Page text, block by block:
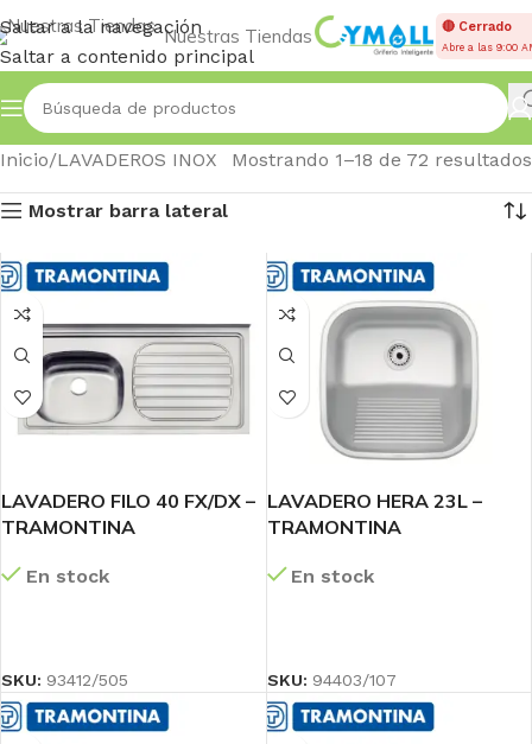
Saltar a la navegación
Saltar a contenido principal
Nuestras Tiendas 🔴 Cerrado
Abre a las 9:00
Inicio LAVADEROS INOX Mostrando 1–18 de 72 resultados
Mostrar barra lateral
LAVADERO FILO 40 FX/DX –
TRAMONTINA
En stock
SKU: 93412/505
LAVADERO HERA 23L –
TRAMONTINA
En stock
SKU: 94403/107